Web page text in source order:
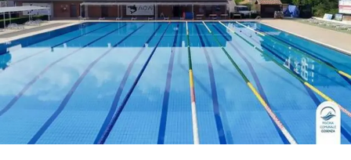
AMBIENTE
Streaming
LAC TV
LAC NETWORK
LAC ONAIR